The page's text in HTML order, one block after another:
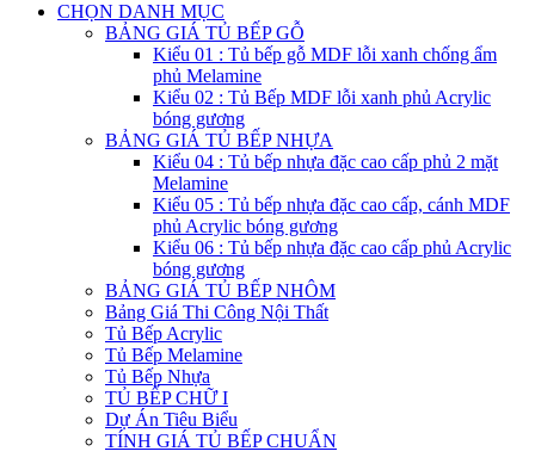
CHỌN DANH MỤC
BẢNG GIÁ TỦ BẾP GỖ
Kiểu 01 : Tủ bếp gỗ MDF lỗi xanh chống ẩm
phủ Melamine
Kiểu 02 : Tủ Bếp MDF lỗi xanh phủ Acrylic
bóng gương
BẢNG GIÁ TỦ BẾP NHỰA
Kiểu 04 : Tủ bếp nhựa đặc cao cấp phủ 2 mặt
Melamine
Kiểu 05 : Tủ bếp nhựa đặc cao cấp, cánh MDF
phủ Acrylic bóng gương
Kiểu 06 : Tủ bếp nhựa đặc cao cấp phủ Acrylic
bóng gương
BẢNG GIÁ TỦ BẾP NHÔM
Bảng Giá Thi Công Nội Thất
Tủ Bếp Acrylic
Tủ Bếp Melamine
Tủ Bếp Nhựa
TỦ BẾP CHỮ I
Dự Án Tiêu Biểu
TÍNH GIÁ TỦ BẾP CHUẨN